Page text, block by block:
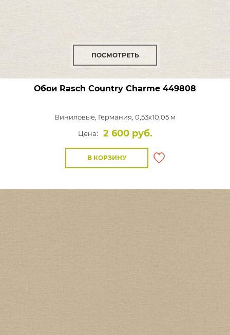
ПОСМОТРЕТЬ
Обои Rasch Country Charme 449808
Виниловые, Германия, 0,53x10,05 м
Цена:
2 600 руб.
В КОРЗИНУ